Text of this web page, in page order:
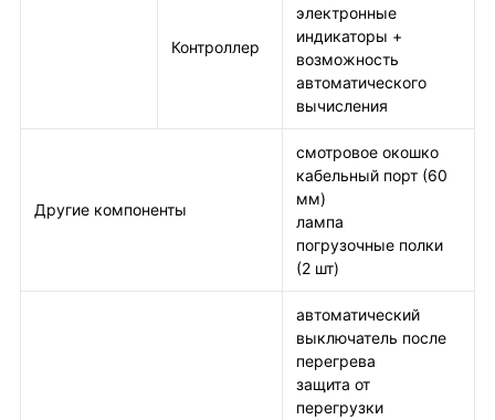
Контроллер
электронные
индикаторы +
возможность
автоматического
вычисления
Другие компоненты
смотровое окошко
кабельный порт (60
мм)
лампа
погрузочные полки
(2 шт)
автоматический
выключатель после
перегрева
защита от
перегрузки